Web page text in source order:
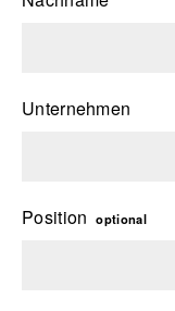
Unternehmen
Position optional